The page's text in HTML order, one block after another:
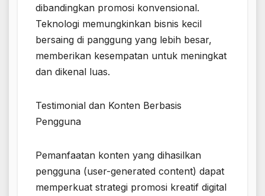
dibandingkan promosi konvensional.
Teknologi memungkinkan bisnis kecil
bersaing di panggung yang lebih besar,
memberikan kesempatan untuk meningkat
dan dikenal luas.
Testimonial dan Konten Berbasis
Pengguna
Pemanfaatan konten yang dihasilkan
pengguna (user-generated content) dapat
memperkuat strategi promosi kreatif digital